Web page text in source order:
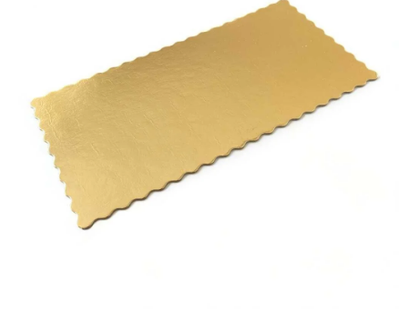
POCHUTINY
ZDRAVÉ PEČENÍ
DÁRKOVÉ POUKAZY
TÉMATICKÉ PRODUKTY